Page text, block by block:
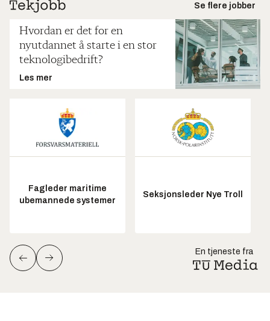
Se flere jobber
Hvordan er det for en
nyutdannet å starte i en stor
teknologibedrift?
Les mer
Fagleder maritime
ubemannede systemer
Seksjonsleder Nye Troll
En tjeneste fra